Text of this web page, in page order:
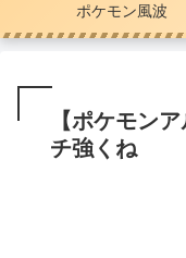
ポケモン風波
【ポケモン
チ強くね